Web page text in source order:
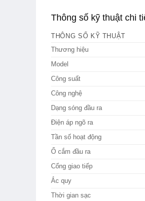
Thông số kỹ thuật chi
THÔNG SỐ KỸ THUẬT
Thương hiệu
Model
Công suất
Công nghệ
Dạng sóng đầu ra
Điện áp ngõ ra
Tần số hoạt động
Ổ cắm đầu ra
Cổng giao tiếp
Ắc quy
Thời gian sạc